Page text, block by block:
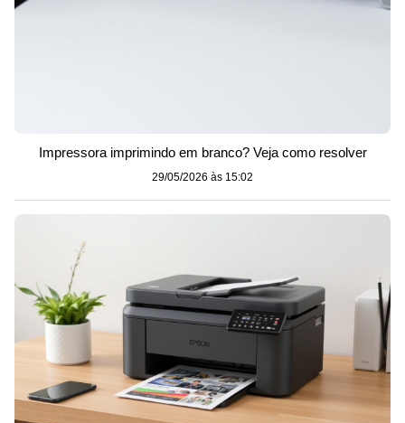
Impressora imprimindo em branco? Veja como resolver
29/05/2026 às 15:02